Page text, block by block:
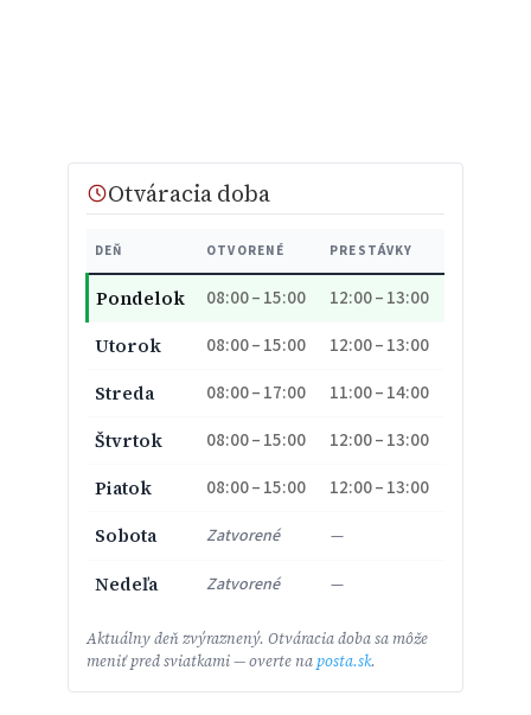
Otváracia doba
DEŇ OTVORENÉ PRESTÁVKY
Pondelok 08:00 – 15:00 12:00 – 13:00
Utorok 08:00 – 15:00 12:00 – 13:00
Streda 08:00 – 17:00 11:00 – 14:00
Štvrtok 08:00 – 15:00 12:00 – 13:00
Piatok 08:00 – 15:00 12:00 – 13:00
Sobota Zatvorené —
Nedeľa Zatvorené —
Aktuálny deň zvýraznený. Otváracia doba sa môže
meniť pred sviatkami — overte naposta.sk.